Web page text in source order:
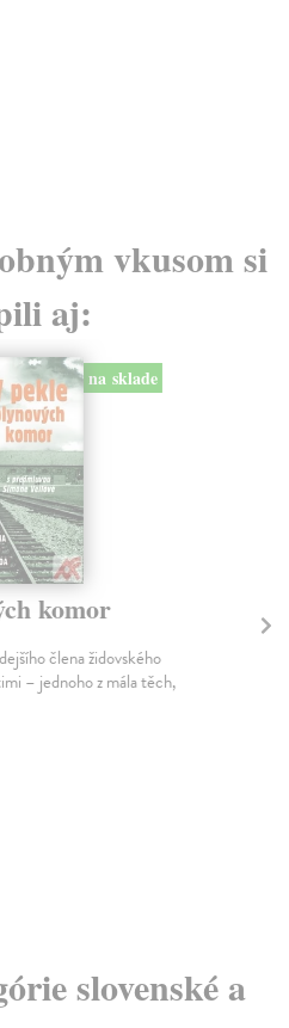
vkusom si
aj:
na sklade
komor
člena židovského
– jednoho z mála těch,
slovenské a